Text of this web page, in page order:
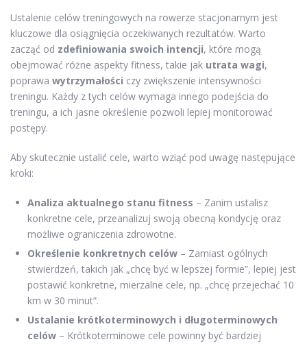
Ustalenie celów treningowych na rowerze stacjonarnym jest
kluczowe dla osiągnięcia oczekiwanych rezultatów. Warto
zacząć od zdefiniowania swoich intencji, które mogą
obejmować różne aspekty fitness, takie jak utrata wagi,
poprawa wytrzymałości czy zwiększenie intensywności
treningu. Każdy z tych celów wymaga innego podejścia do
treningu, a ich jasne określenie pozwoli lepiej monitorować
postępy.
Aby skutecznie ustalić cele, warto wziąć pod uwagę następujące
kroki:
Analiza aktualnego stanu fitness – Zanim ustalisz
konkretne cele, przeanalizuj swoją obecną kondycję oraz
możliwe ograniczenia zdrowotne.
Określenie konkretnych celów – Zamiast ogólnych
stwierdzeń, takich jak „chcę być w lepszej formie”, lepiej jest
postawić konkretne, mierzalne cele, np. „chcę przejechać 10
km w 30 minut”.
Ustalanie krótkoterminowych i długoterminowych
celów – Krótkoterminowe cele powinny być bardziej